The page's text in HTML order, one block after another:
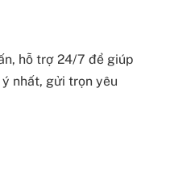
hỗ trợ 24/7 để giúp
nhất, gửi trọn yêu